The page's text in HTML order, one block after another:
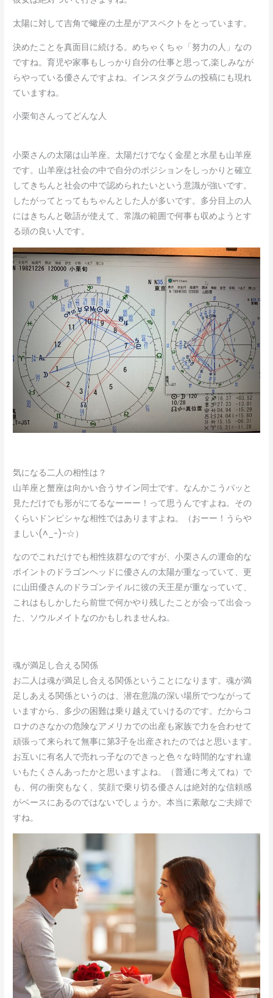
太陽に対して吉角で蠍座の土星がアスペクトをとっています。
決めたことを真面目に続ける。めちゃくちゃ「努力の人」なの
ですね。育児や家事もしっかり自分の仕事と思って,楽しみなが
らやっている優さんですよね。インスタグラムの投稿にも現れ
ていますね。
小栗旬さんってどんな人
小栗さんの太陽は山羊座。太陽だけでなく金星と水星も山羊座
です。山羊座は社会の中で自分のポジションをしっかりと確立
してきちんと社会の中で認められたいという意識が強いです。
したがってとってもちゃんとした人が多いです。多分目上の人
にはきちんと敬語が使えて、常識の範囲で何事も収めようとす
る頭の良い人です。
気になる二人の相性は？
山羊座と蟹座は向かい合うサイン同士です。なんかこうパッと
見ただけでも形がにてるなーーー！って思うんですよね。その
くらいドンピシャな相性ではありますよね。（おーー！うらや
ましい(^_-)-☆）
なのでこれだけでも相性抜群なのですが、小栗さんの運命的な
ポイントのドラゴンヘッドに優さんの太陽が重なっていて、更
に山田優さんのドラゴンテイルに彼の天王星が重なっていて、
これはもしかしたら前世で何かやり残したことが会って出会っ
た、ソウルメイトなのかもしれませんね。
魂が満足し合える関係
お二人は魂が満足し合える関係ということになります。魂が満
足しあえる関係というのは、潜在意識の深い場所でつながって
いますから、多少の困難は乗り越えていけるのです。だからコ
ロナのさなかの危険なアメリカでの出産も家族で力を合わせて
頑張って来られて無事に第3子を出産されたのではと思います。
お互いに有名人で売れっ子なのできっと色々な時間的なすれ違
いもたくさんあったかと思いますよね。（普通に考えてね）で
も、何の衝突もなく、笑顔で乗り切る優さんは絶対的な信頼感
がベースにあるのではないでしょうか。本当に素敵なご夫婦で
すね。